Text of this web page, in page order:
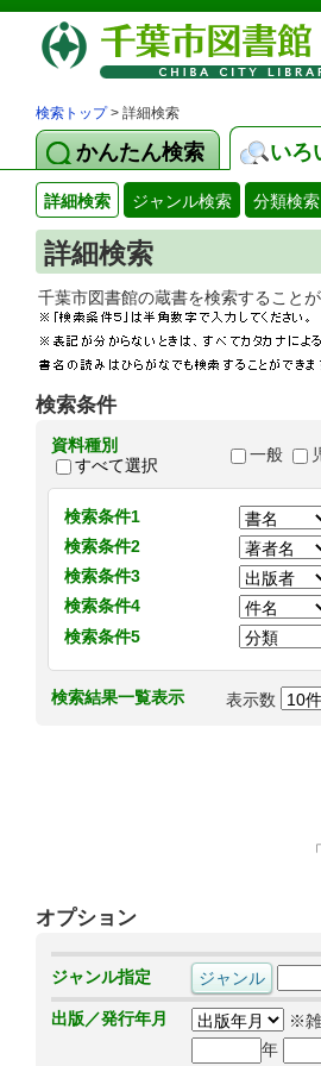
検索トップ> 詳細検索
かんたん検索 いろ
詳細検索 ジャンル検索 分類検索
詳細検索
千葉市図書館の蔵書を検
検索条件
資料種別
すべて選択
一般
検索条件1
検索条件2
検索条件3
検索条件4
検索条件5
検索結果一覧表示 表示数
オプション
ジャンル指定
出版／発行年月
※雑
年